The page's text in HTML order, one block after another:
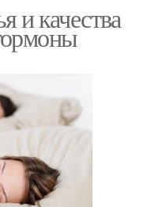
и качества